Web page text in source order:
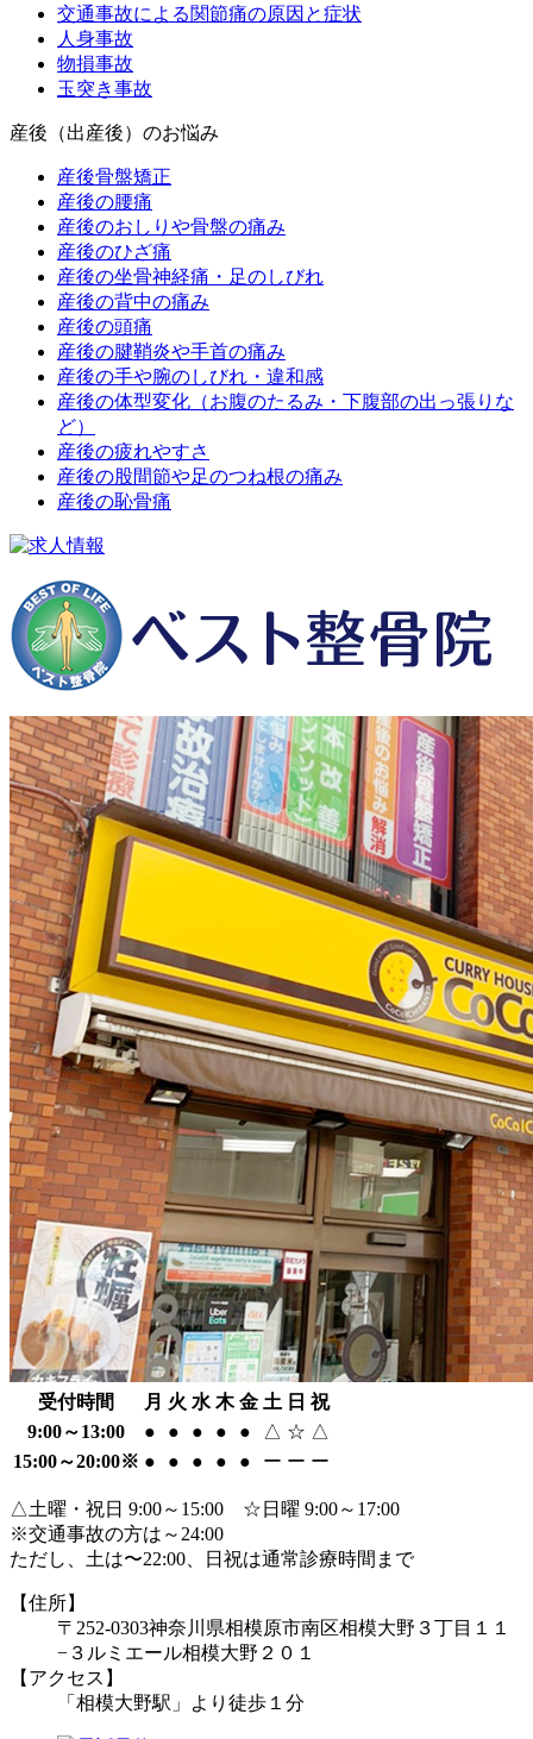
交通事故による関節痛の原因と症状
人身事故
物損事故
玉突き事故
産後（出産後）のお悩み
産後骨盤矯正
産後の腰痛
産後のおしりや骨盤の痛み
産後のひざ痛
産後の坐骨神経痛・足のしびれ
産後の背中の痛み
産後の頭痛
産後の腱鞘炎や手首の痛み
産後の手や腕のしびれ・違和感
産後の体型変化（お腹のたるみ・下腹部の出っ張りな
ど）
産後の疲れやすさ
産後の股間節や足のつね根の痛み
産後の恥骨痛
受付時間 月 火 水 木 金 土 日 祝
9:00～13:00
● ● ● ● ● △ ☆ △
15:00～20:00※ ● ● ● ● ● ー ー ー
△土曜・祝日 9:00～15:00 ☆日曜 9:00～17:00
※交通事故の方は～24:00
ただし、土は〜22:00、日祝は通常診療時間まで
【住所】
〒252-0303神奈川県相模原市南区相模大野３丁目１１
−３ ルミエール相模大野２０１
【アクセス】
「相模大野駅」より徒歩１分